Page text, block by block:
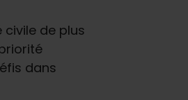
civile de plus
dans